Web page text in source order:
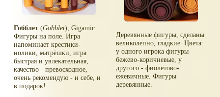
Гобблет (Gobblet), Gigamic.
Фигуры на поле. Игра
напоминает крестики-
нолики, матрёшки, игра
быстрая и увлекательная,
качество - превосходное,
очень рекомендую - и себе, и
в подарок!
Деревянные фигуры, сделаны
великолепно, гладкие. Цвета:
у одного игрока фигуры
бежево-коричневые, у
другого - фиолетово-
ежевичные. Фигуры
деревянные.